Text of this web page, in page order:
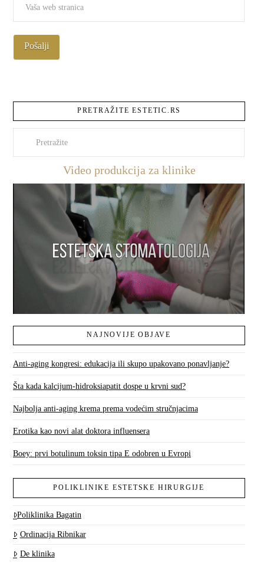
PRETRAŽITE ESTETIC.RS
Video produkcija za klinike
NAJNOVIJE OBJAVE
Anti-aging kongresi: edukacija ili skupo upakovano ponavljanje?
Šta kada kalcijum-hidroksiapatit dospe u krvni sud?
Najbolja anti-aging krema prema vodećim stručnjacima
Erotika kao novi alat doktora influensera
Boey: prvi botulinum toksin tipa E odobren u Evropi
POLIKLINIKE ESTETSKE HIRURGIJE
Poliklinika Bagatin
Ordinacija Ribnikar
De klinika